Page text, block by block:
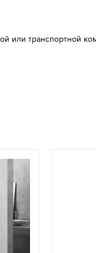
или транспортной